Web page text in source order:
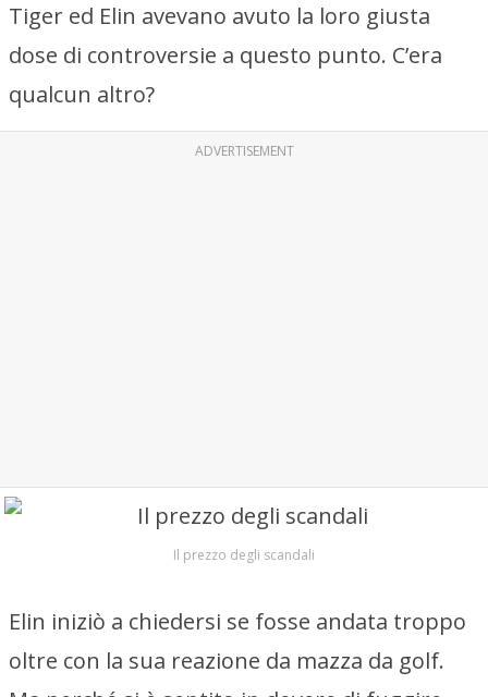
Tiger ed Elin avevano avuto la loro giusta
dose di controversie a questo punto. C’era
qualcun altro?
ADVERTISEMENT
Il prezzo degli scandali
Elin iniziò a chiedersi se fosse andata troppo
oltre con la sua reazione da mazza da golf.